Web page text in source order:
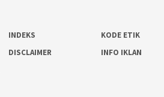
INDEKS
KODE ETIK
DISCLAIMER
INFO IKLAN